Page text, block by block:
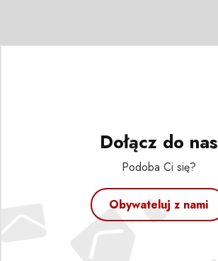
Dołącz do nas
Podoba Ci się?
Obywateluj z nami